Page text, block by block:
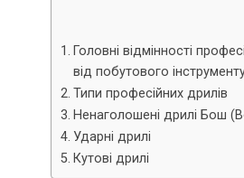
Головні відмінності
від побутового
Типи професійних дрилів
Ненаголошені дрилі Бош
Ударні дрилі
Кутові дрилі